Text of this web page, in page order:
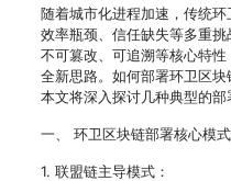
随着城市化进程加速，传统环
效率瓶颈、信任缺失等多重挑
不可篡改、可追溯等核心特
全新思路。如何部署环卫区块
本文将深入探讨几种典型的部
一、 环卫区块链部署核心模
1. 联盟链主导模式：